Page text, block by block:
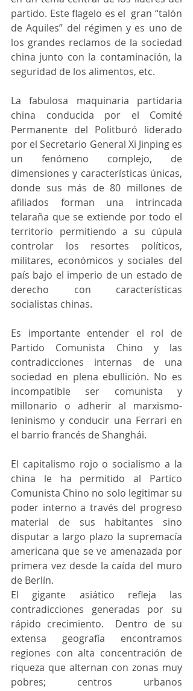
partido. Este flagelo es el  gran “talón
de Aquiles” del régimen y es uno de
los grandes reclamos de la sociedad
china junto con la contaminación, la
seguridad de los alimentos, etc.
La fabulosa maquinaria partidaria
china conducida por el Comité
Permanente del Politburó liderado
por el Secretario General Xi Jinping es
un fenómeno complejo, de
dimensiones y características únicas,
donde sus más de 80 millones de
afiliados forman una intrincada
telaraña que se extiende por todo el
territorio permitiendo a su cúpula
controlar los resortes políticos,
militares, económicos y sociales del
país bajo el imperio de un estado de
derecho con características
socialistas chinas.
Es importante entender el rol de
Partido Comunista Chino y las
contradicciones internas de una
sociedad en plena ebullición. No es
incompatible ser comunista y
millonario o adherir al marxismo-
leninismo y conducir una Ferrari en
el barrio francés de Shanghái.
El capitalismo rojo o socialismo a la
china le ha permitido al Partico
Comunista Chino no solo legitimar su
poder interno a través del progreso
material de sus habitantes sino
disputar a largo plazo la supremacía
americana que se ve amenazada por
primera vez desde la caída del muro
de Berlín.
El gigante asiático refleja las
contradicciones generadas por su
rápido crecimiento.  Dentro de su
extensa geografía encontramos
regiones con alta concentración de
riqueza que alternan con zonas muy
pobres; centros urbanos